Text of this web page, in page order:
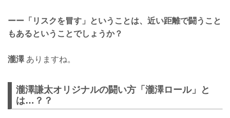
ーー「リスクを冒す」ということは、近い距離で闘うこと
もあるということでしょうか？
瀧澤ありますね。
瀧澤謙太オリジナルの闘い方「瀧澤ロール」と
は…？？